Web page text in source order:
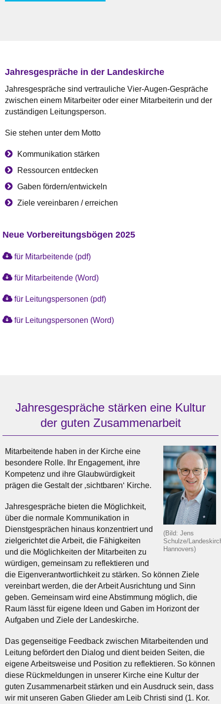
Jahresgespräche in der Landeskirche
Jahresgespräche sind vertrauliche Vier-Augen-Gespräche
zwischen einem Mitarbeiter oder einer Mitarbeiterin und der
zuständigen Leitungsperson.
Sie stehen unter dem Motto
Kommunikation stärken
Ressourcen entdecken
Gaben fördern/entwickeln
Ziele vereinbaren / erreichen
Neue Vorbereitungsbögen 2025
für Mitarbeitende (pdf)
für Mitarbeitende (Word)
für Leitungspersonen (pdf)
für Leitungspersonen (Word)
Jahresgespräche stärken eine Kultur
der guten Zusammenarbeit
(Bild: Jens
Schulze/
Hannovers)
Mitarbeitende haben in der Kirche eine
besondere Rolle. Ihr Engagement, ihre
Kompetenz und ihre Glaubwürdigkeit
prägen die Gestalt der ‚sichtbaren‘ Kirche.
Jahresgespräche bieten die Möglichkeit,
über die normale Kommunikation in
Dienstgesprächen hinaus konzentriert und
zielgerichtet die Arbeit, die Fähigkeiten
und die Möglichkeiten der Mitarbeiten zu
würdigen, gemeinsam zu reflektieren und
die Eigenverantwortlichkeit zu stärken. So können Ziele
vereinbart werden, die der Arbeit Ausrichtung und Sinn
geben. Gemeinsam wird eine Abstimmung möglich, die
Raum lässt für eigene Ideen und Gaben im Horizont der
Aufgaben und Ziele der Landeskirche.
Das gegenseitige Feedback zwischen Mitarbeitenden und
Leitung befördert den Dialog und dient beiden Seiten, die
eigene Arbeitsweise und Position zu reflektieren. So können
diese Rückmeldungen in unserer Kirche eine Kultur der
guten Zusammenarbeit stärken und ein Ausdruck sein, dass
wir mit unseren Gaben Glieder am Leib Christi sind (1. Kor.